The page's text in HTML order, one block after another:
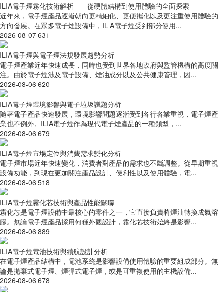
ILIA電子煙霧化技術解析——從硬體結構到使用體驗的全面探索
近年來，電子煙產品逐漸朝向更精細化、更便攜化以及更注重使用體驗的
方向發展。在眾多電子煙設備中，ILIA電子煙受到部分使用...
2026-08-07 631
ILIA電子煙與電子煙法規發展趨勢分析
電子煙產業近年快速成長，同時也受到世界各地政府與監管機構的高度關
注。由於電子煙涉及電子設備、煙油成分以及公共健康管理，因...
2026-08-06 620
ILIA電子煙環境影響與電子垃圾議題分析
隨著電子產品快速發展，環境影響問題逐漸受到各行各業重視，電子煙產
業也不例外。ILIA電子煙作為現代電子煙產品的一種類型，...
2026-08-06 679
ILIA電子煙市場定位與消費需求變化分析
電子煙市場近年快速變化，消費者對產品的需求也不斷調整。從早期重視
設備功能，到現在更加關注產品設計、便利性以及使用體驗，電...
2026-08-06 518
ILIA電子煙霧化芯技術與產品性能關聯
霧化芯是電子煙設備中最核心的零件之一，它直接負責將煙油轉換成氣溶
膠。無論電子煙產品採用何種外觀設計，霧化芯技術始終是影響...
2026-08-06 889
ILIA電子煙電池技術與續航設計分析
在電子煙產品結構中，電池系統是影響設備使用體驗的重要組成部分。無
論是拋棄式電子煙、煙彈式電子煙，或是可重複使用的主機設備...
2026-08-06 678